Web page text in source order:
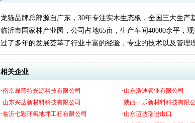
龙猫品牌总部源自广东，30年专注实木生态板，全国三大生
临沂市国家林产业园，公司占地65亩，生产车间40000余平，
过了多年的发展荟萃了行业丰富的经验，专业的技术以及管理
相关企业
·南京晟普特光源科技有限公司 ·山东浩迪管业有限公司
·山东兴达新材料科技有限公司 ·陕西一乐新材料科技有限
·临沂七彩环氧地坪工程有限公司 ·山东迈达瑞进出口